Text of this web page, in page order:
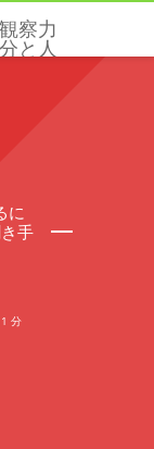
察力
と人
に
手
分